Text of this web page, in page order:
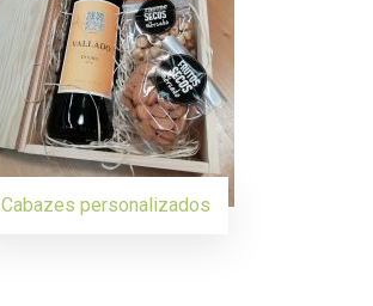
Cabazes personalizados